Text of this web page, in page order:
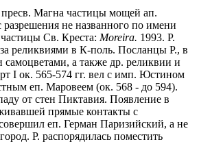
Магна частицы мощей ап.
не названного по имени
Св. Креста: Moreira. 1993. P.
реликвиями в К-поль. Посланцы Р., в
а также др. реликвии и
I ок. 565-574 гг. вел с имп. Юстином
еп. Маровеем (ок. 568 - до 594).
от стен Пиктавия. Появление в
прямые контакты с
еп. Герман Паризийский, а не
Р. распорядилась поместить